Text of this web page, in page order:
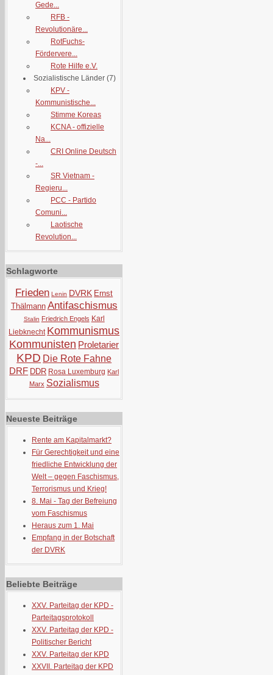
Gede...
RFB -
Revolutionäre...
RotFuchs-
Fördervere...
Rote Hilfe e.V.
Sozialistische Länder (7)
KPV -
Kommunistische...
Stimme Koreas
KCNA - offizielle
Na...
CRI Online Deutsch
-...
SR Vietnam -
Regieru...
PCC - Partido
Comuni...
Laotische
Revolution...
Schlagworte
Frieden Lenin DVRK Ernst
Thälmann Antifaschismus
Stalin Friedrich Engels Karl
Liebknecht Kommunismus
Kommunisten Proletarier
KPD Die Rote Fahne
DRF DDR Rosa Luxemburg Karl
Marx Sozialismus
Neueste Beiträge
Rente am Kapitalmarkt?
Für Gerechtigkeit und eine
friedliche Entwicklung der
Welt – gegen Faschismus,
Terrorismus und Krieg!
8. Mai - Tag der Befreiung
vom Faschismus
Heraus zum 1. Mai
Empfang in der Botschaft
der DVRK
Beliebte Beiträge
XXV. Parteitag der KPD -
Parteitagsprotokoll
XXV. Parteitag der KPD -
Politischer Bericht
XXV. Parteitag der KPD
XXVII. Parteitag der KPD